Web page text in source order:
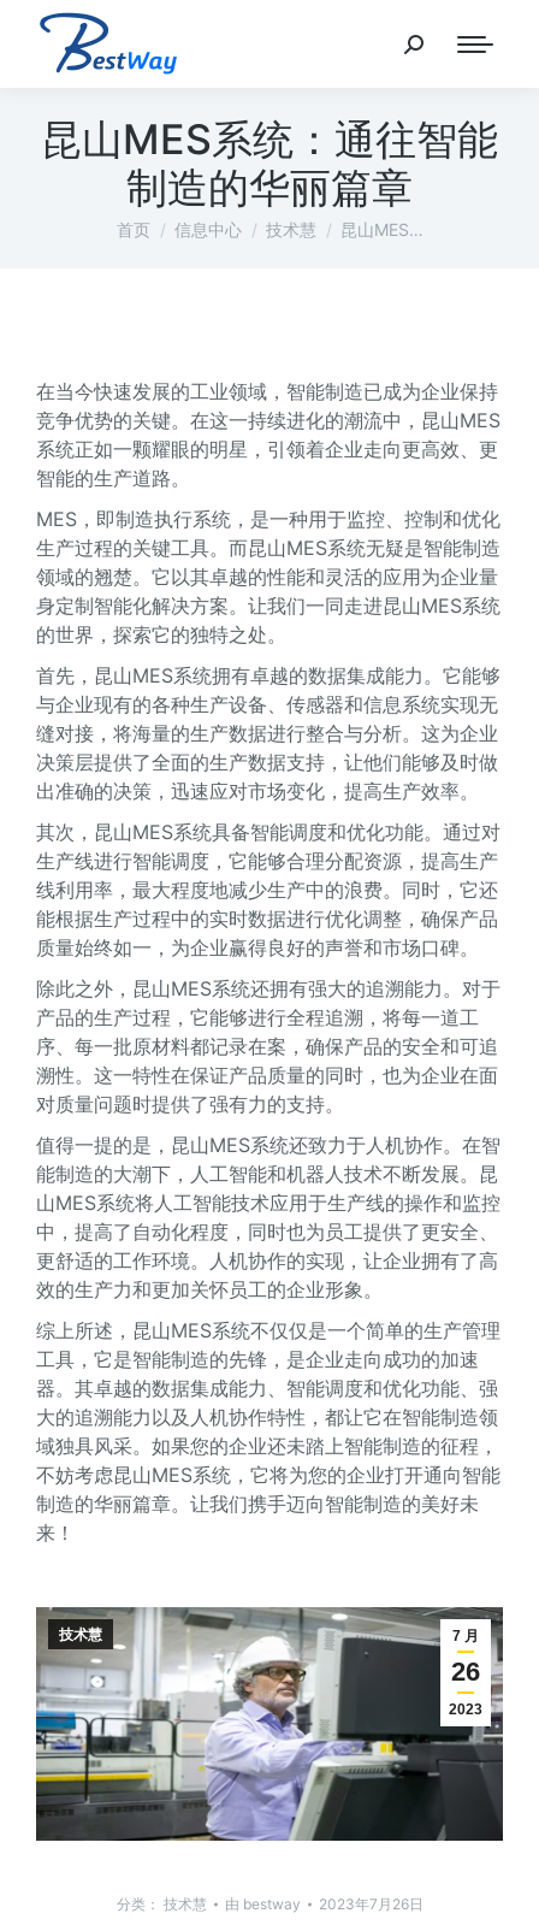
昆山MES系统：通往智能
制造的华丽篇章
您在这里：
首页 信息中心 技术慧 昆山MES…
在当今快速发展的工业领域，智能制造已成为企业保持
竞争优势的关键。在这一持续进化的潮流中，昆山MES
系统正如一颗耀眼的明星，引领着企业走向更高效、更
智能的生产道路。
MES，即制造执行系统，是一种用于监控、控制和优化
生产过程的关键工具。而昆山MES系统无疑是智能制造
领域的翘楚。它以其卓越的性能和灵活的应用为企业量
身定制智能化解决方案。让我们一同走进昆山MES系统
的世界，探索它的独特之处。
首先，昆山MES系统拥有卓越的数据集成能力。它能够
与企业现有的各种生产设备、传感器和信息系统实现无
缝对接，将海量的生产数据进行整合与分析。这为企业
决策层提供了全面的生产数据支持，让他们能够及时做
出准确的决策，迅速应对市场变化，提高生产效率。
其次，昆山MES系统具备智能调度和优化功能。通过对
生产线进行智能调度，它能够合理分配资源，提高生产
线利用率，最大程度地减少生产中的浪费。同时，它还
能根据生产过程中的实时数据进行优化调整，确保产品
质量始终如一，为企业赢得良好的声誉和市场口碑。
除此之外，昆山MES系统还拥有强大的追溯能力。对于
产品的生产过程，它能够进行全程追溯，将每一道工
序、每一批原材料都记录在案，确保产品的安全和可追
溯性。这一特性在保证产品质量的同时，也为企业在面
对质量问题时提供了强有力的支持。
值得一提的是，昆山MES系统还致力于人机协作。在智
能制造的大潮下，人工智能和机器人技术不断发展。昆
山MES系统将人工智能技术应用于生产线的操作和监控
中，提高了自动化程度，同时也为员工提供了更安全、
更舒适的工作环境。人机协作的实现，让企业拥有了高
效的生产力和更加关怀员工的企业形象。
综上所述，昆山MES系统不仅仅是一个简单的生产管理
工具，它是智能制造的先锋，是企业走向成功的加速
器。其卓越的数据集成能力、智能调度和优化功能、强
大的追溯能力以及人机协作特性，都让它在智能制造领
域独具风采。如果您的企业还未踏上智能制造的征程，
不妨考虑昆山MES系统，它将为您的企业打开通向智能
制造的华丽篇章。让我们携手迈向智能制造的美好未
来！
7 月
26
2023
技术慧
分类： 技术慧 由 bestway
2023年7月26日